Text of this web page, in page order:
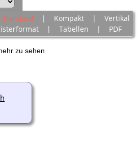
Standard | Kompakt| Vertikal
| Tabellen | PDF
zu sehen